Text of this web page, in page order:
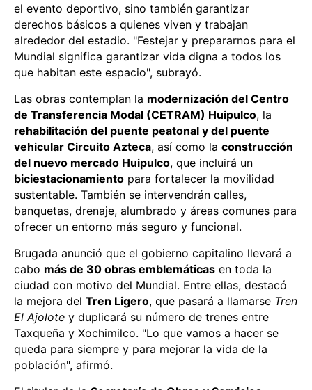
el evento deportivo, sino también garantizar
derechos básicos a quienes viven y trabajan
alrededor del estadio. "Festejar y prepararnos para el
Mundial significa garantizar vida digna a todos los
que habitan este espacio", subrayó.
Las obras contemplan la modernización del Centro
de Transferencia Modal (CETRAM) Huipulco, la
rehabilitación del puente peatonal y del puente
vehicular Circuito Azteca, así como la construcción
del nuevo mercado Huipulco, que incluirá un
biciestacionamiento para fortalecer la movilidad
sustentable. También se intervendrán calles,
banquetas, drenaje, alumbrado y áreas comunes para
ofrecer un entorno más seguro y funcional.
Brugada anunció que el gobierno capitalino llevará a
cabo más de 30 obras emblemáticas en toda la
ciudad con motivo del Mundial. Entre ellas, destacó
la mejora del Tren Ligero, que pasará a llamarse Tren
El Ajolote y duplicará su número de trenes entre
Taxqueña y Xochimilco. "Lo que vamos a hacer se
queda para siempre y para mejorar la vida de la
población", afirmó.